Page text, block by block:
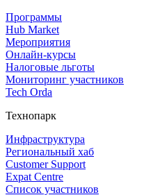
Программы
Hub Market
Мероприятия
Онлайн‑курсы
Налоговые льготы
Мониторинг участников
Tech Orda
Технопарк
Инфраструктура
Региональный хаб
Customer Support
Expat Centre
Список участников